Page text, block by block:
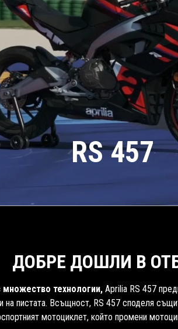
RS 457
ДОБРЕ ДОШЛИ В
множество технологии,Aprilia RS 457
на пистата. Всъщност, RS 457 споделя
мотоциклет, който промени